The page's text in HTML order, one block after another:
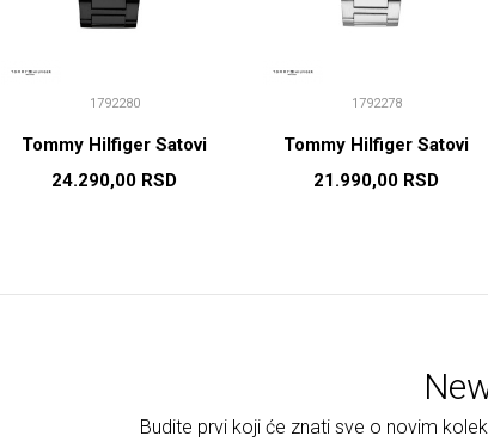
1792280
Tommy Hilfiger Satovi
24.290,00 RSD
1792278
Tommy Hilfiger Satovi
21.990,00 RSD
Budite prvi koji će znati sve o novim